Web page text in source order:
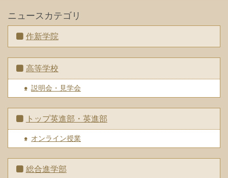
ニュースカテゴリ
作新学院
高等学校
説明会・見学会
トップ英進部・英進部
オンライン授業
総合進学部